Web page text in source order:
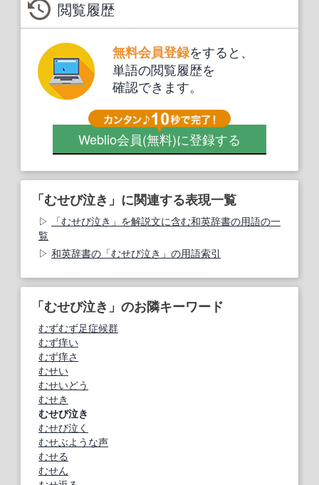
閲覧履歴
無料会員登録をすると、
単語の閲覧履歴を
確認できます。
Weblio会員(無料)に登録する
「むせび泣き」に関連する表現一覧
「むせび泣き」を解説文に含む和英辞書の用語の一
覧
和英辞書の「むせび泣き」の用語索引
「むせび泣き」のお隣キーワード
むずむず足症候群
むず痒い
むず痒さ
むせい
むせいどう
むせき
むせび泣き
むせび泣く
むせぶような声
むせる
むせん